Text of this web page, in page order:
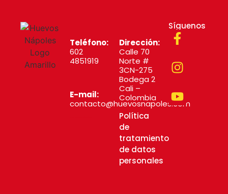
Teléfono:
602
4851919
E-mail:
contacto@huevosnapoles.com
Dirección:
Calle 70
Norte #
3CN-275
Bodega 2
Cali –
Colombia
Política
de
tratamiento
de datos
personales
Síguenos